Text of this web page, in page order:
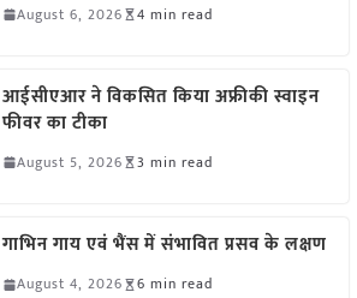
August 6, 2026 4 min read
आईसीएआर ने विकसित किया अफ्रीकी स्वाइन
फीवर का टीका
August 5, 2026 3 min read
गाभिन गाय एवं भैंस में संभावित प्रसव के लक्षण
August 4, 2026 6 min read